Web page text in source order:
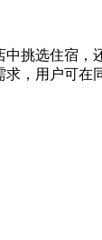
挑选住宿
，用户可